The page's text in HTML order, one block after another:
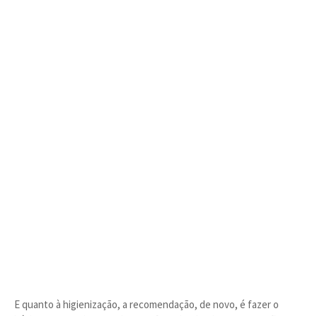
E quanto à higienização, a recomendação, de novo, é fazer o